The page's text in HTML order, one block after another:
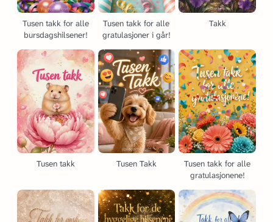
Tusen takk for alle
bursdagshilsener!
Tusen takk for alle
gratulasjoner i går!
Takk
Tusen takk Tusen Takk
Tusen takk for alle
gratulasjonene!